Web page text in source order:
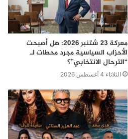
معركة 23 شتنبر 2026: هل أصبحت
الأحزاب السياسية مجرد محطات لـ
“الترحال الانتخابي”؟
الثلاثاء 4 أغسطس 2026